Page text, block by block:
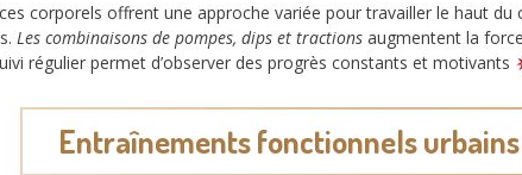
corporels offrent une approche variée pour travailler le haut du
Les combinaisons de pompes, dips et tractions augmentent la
régulier permet d’observer des progrès constants et motivants
Entraînements fonctionnels